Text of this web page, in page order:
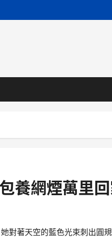
養網煙萬里
對著天空的藍色光束刺出圓